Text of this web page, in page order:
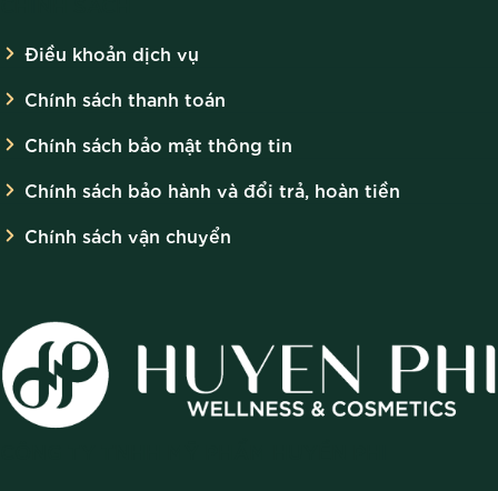
Điều khoản dịch vụ
Chính sách thanh toán
Chính sách bảo mật thông tin
Chính sách bảo hành và đổi trả, hoàn tiền
Chính sách vận chuyển